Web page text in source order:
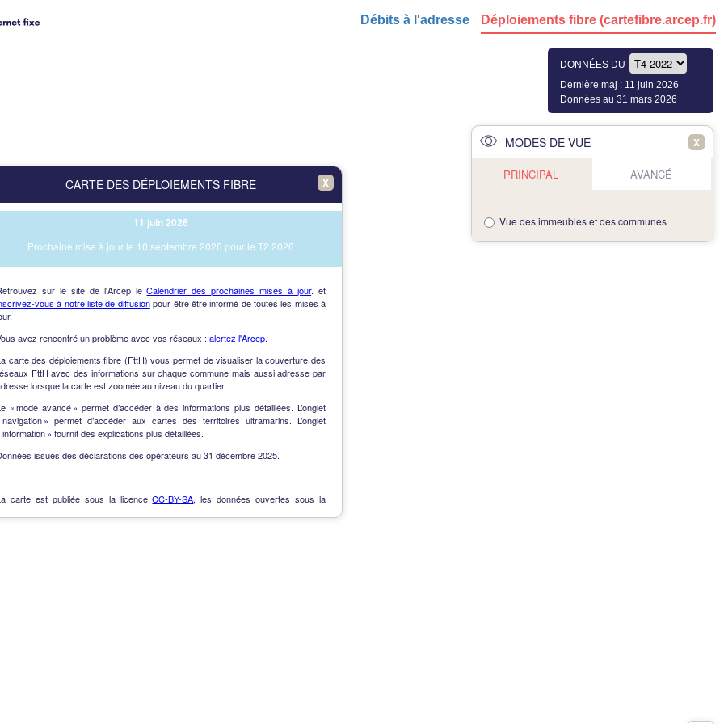
Débits à l'adresse Déploiements fibre (cartefibre.arcep.fr)
DONNÉES DU
Dernière maj : 11 juin 2026
Données au 31 mars 2026
MODES DE VUE X
PRINCIPAL AVANCÉ
Vue des immeubles et des communes
X
CARTE DES DÉPLOIEMENTS FIBRE
11 juin 2026
Prochaine mise à jour le 10 septembre 2026 pour le T2 2026
sur le site de l'Arcep leCalendrier des prochaines mises à jour. et
vous à notre liste de diffusionpour être être informé de toutes les mises à
avez rencontré un problème avec vos réseaux : alertez l'Arcep.
carte des déploiements fibre (FttH) vous permet de visualiser la couverture des
FttH avec des informations sur chaque commune mais aussi adresse par
lorsque la carte est zoomée au niveau du quartier.
« mode avancé » permet d’accéder à des informations plus détaillées. L’onglet
navigation » permet d’accéder aux cartes des territoires ultramarins. L’onglet
information » fournit des explications plus détaillées.
issues des déclarations des opérateurs au 31 décembre 2025.
carte est publiée sous la licenceCC-BY-SA, les données ouvertes sous la